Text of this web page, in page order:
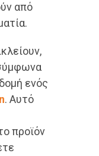
από
ενός
. Αυτό
προϊόν